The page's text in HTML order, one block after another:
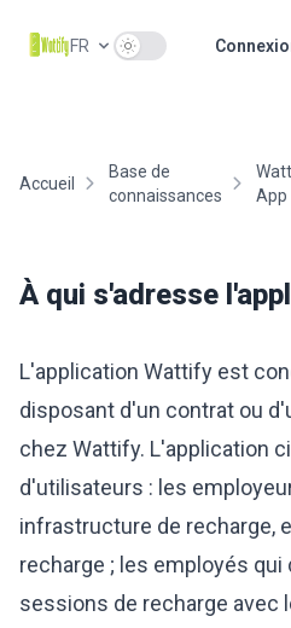
FR Use setting
Accueil
Base de
connaissances
App
À qui s'adresse
L'application Wattify est
disposant d'un contrat ou
chez Wattify. L'application
d'utilisateurs : les
infrastructure de recharge,
recharge ; les employés qui
sessions de recharge avec